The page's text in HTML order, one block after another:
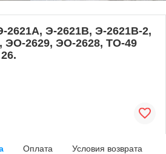
2621А, Э-2621В, Э-2621В-2,
ЭО-2629, ЭО-2628, ТО-49
Оплата Условия возврата